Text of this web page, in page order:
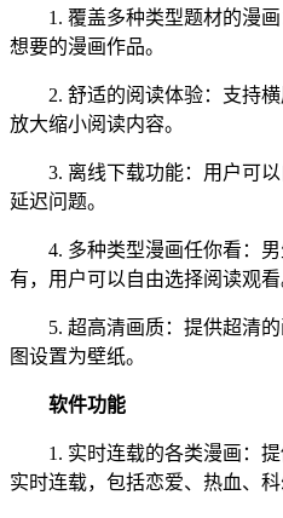
1. 覆盖多种类型题材的漫画
想要的漫画作品。
2. 舒适的阅读体验：支持横
放大缩小阅读内容。
3. 离线下载功能：用户可以
延迟问题。
4. 多种类型漫画任你看：男
有，用户可以自由选择阅读观看
5. 超高清画质：提供超清的
图设置为壁纸。
软件功能
1. 实时连载的各类漫画：提
实时连载，包括恋爱、热血、科